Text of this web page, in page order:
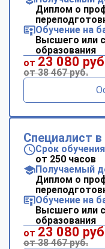
Диплом о
Обучение на
Высшего или
образования
от 23 080
от 38 467 руб.
Специалист
Срок обучения
от 250 часов
Получаемый
Диплом о
Обучение на
Высшего или
образования
от 23 080
от 38 467 руб.